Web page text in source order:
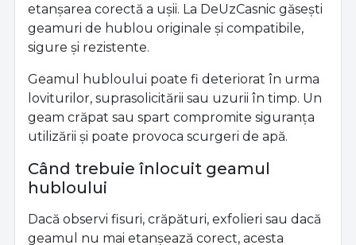
etanșarea corectă a ușii. La DeUzCasnic găsești
geamuri de hublou originale și compatibile,
sigure și rezistente.
Geamul hubloului poate fi deteriorat în urma
loviturilor, suprasolicitării sau uzurii în timp. Un
geam crăpat sau spart compromite siguranța
utilizării și poate provoca scurgeri de apă.
Când trebuie înlocuit geamul
hubloului
Dacă observi fisuri, crăpături, exfolieri sau dacă
geamul nu mai etanșează corect, acesta